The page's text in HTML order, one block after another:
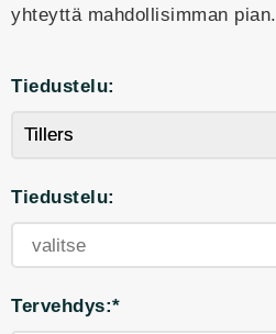
yhteyttä mahdollisimman pian.
Tiedustelu:
Tiedustelu:
Tervehdys:*